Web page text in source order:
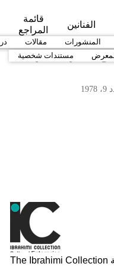
الفنانين
1940-
1960-1979
قائمة
المراجع
المنشورات
مستندات شخصية
مقالات
Afaq Arabiya